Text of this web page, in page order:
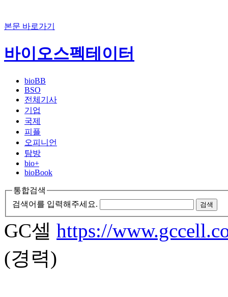
본문 바로가기
바이오스펙테이터
bioBB
BSO
전체기사
기업
국제
피플
오피니언
탐방
bio+
bioBook
통합검색
검색어를 입력해주세요.
검색
GC셀 https://
(경력)